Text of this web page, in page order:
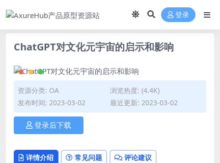
登录
ChatGPT对文化元宇宙的启示和影响
资源分类: OA
浏览热度: (4.4K)
发布时间: 2023-03-02
最近更新: 2023-03-02
登录后下载
详情介绍 常见问题 评论建议